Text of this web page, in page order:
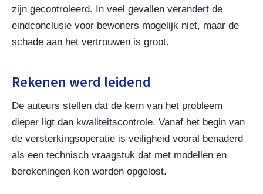
zijn gecontroleerd. In veel gevallen verandert de
eindconclusie voor bewoners mogelijk niet, maar de
schade aan het vertrouwen is groot.
Rekenen werd leidend
De auteurs stellen dat de kern van het probleem
dieper ligt dan kwaliteitscontrole. Vanaf het begin van
de versterkingsoperatie is veiligheid vooral benaderd
als een technisch vraagstuk dat met modellen en
berekeningen kon worden opgelost.